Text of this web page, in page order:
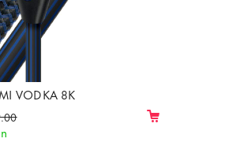
VODKA 8K